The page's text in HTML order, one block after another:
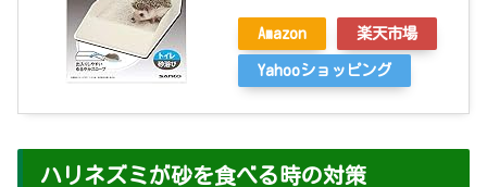
Amazon 楽天市場
Yahooショッピング
ハリネズミが砂を食べる時の対策